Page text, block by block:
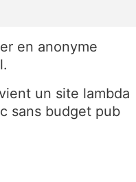
en anonyme
un site lambda
sans budget pub